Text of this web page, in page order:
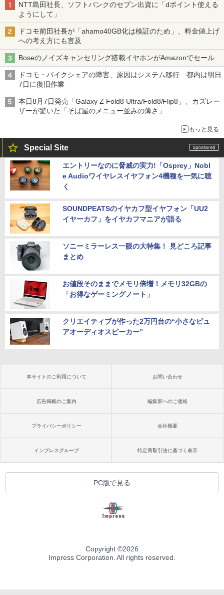
NTT島田社長、ソフトバンクのセブン出資に「dポイント使える
ようにして」
ドコモ前田社長が「ahamo40GB化は検証のため」、料金値上げ
への考え方にも言及
Boseのノイズキャンセリング搭載イヤホンがAmazonでセール
ドコモ・バイクシェアの障害、原因はシステム移行 都内は明日
7日に復旧作業
本日8月7日発売「Galaxy Z Fold8 Ultra/Fold8/Flip8」、カズレー
ザーが驚いた「そば屋のメニュー並みの薄さ」
もっと見る
Special Site
エントリーなのに脅威の実力!「Osprey」Nobl
e Audioワイヤレスイヤフォン4機種を一気に聴
く
SOUNDPEATSのイヤカフ型イヤフォン「UU2
イヤーカフ」をイヤカフマニアが語る
ソニーミラーレス一眼の大特集！ 見どころ記事
まとめ
お値段そのままでメモリ倍増！メモリ32GBの
「お得なゲーミングノート」
クリエイティブが作った2万円台の“小さなピュ
アオーディオスピーカー”
本サイトのご利用について お問い合わせ
広告掲載のご案内 編集部へのご連絡
プライバシーポリシー 会社概要
インプレスグループ 特定商取引法に基づく表示
PC版で見る
Copyright ©2026
Impress Corporation. All rights reserved.